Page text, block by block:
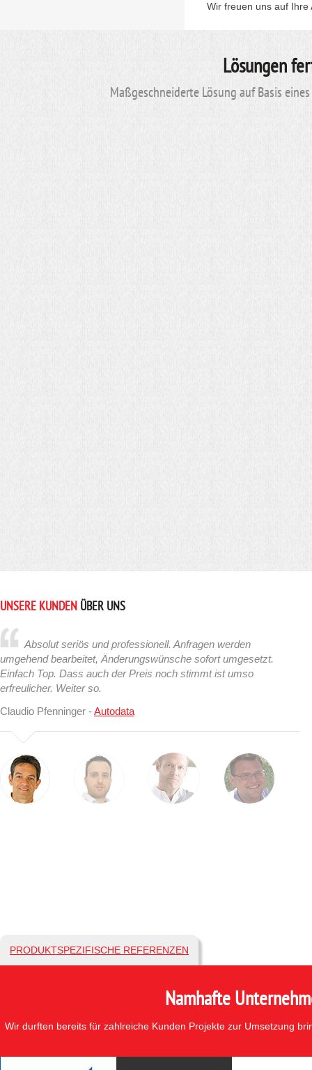
Wir freuen uns auf Ihre
Lösungen
Maßgeschneiderte Lösung auf Basis
UNSERE KUNDEN ÜBER UNS
Absolut seriös und professionell. Anfragen werden
umgehend bearbeitet, Änderungswünsche sofort umgesetzt.
Einfach Top. Dass auch der Preis noch stimmt ist umso
erfreulicher. Weiter so.
Claudio Pfenninger -Autodata
PRODUKTSPEZIFISCHE REFERENZEN
Namhafte
Wir durften bereits für zahlreiche Kunden Projekte zur Umsetzung